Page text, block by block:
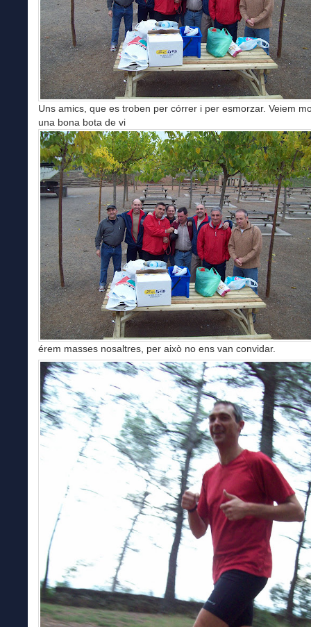
Uns amics, que es troben per córrer i per esmorzar. Veiem
una bona bota de vi
érem masses nosaltres, per això no ens van convidar.